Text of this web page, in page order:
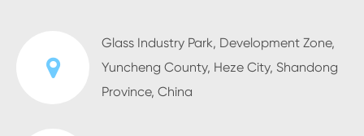
Glass Industry Park, Development Zone,
Yuncheng County, Heze City, Shandong
Province, China